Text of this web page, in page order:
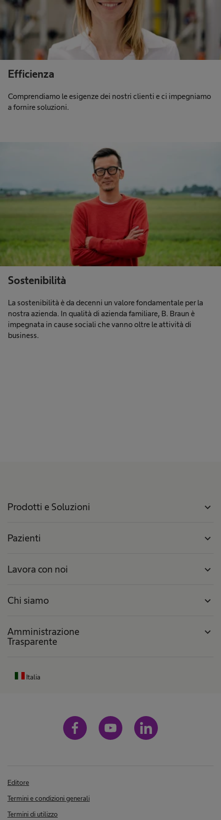
Efficienza
Comprendiamo le esigenze dei nostri clienti e ci impegniamo
a fornire soluzioni.
Sostenibilità
La sostenibilità è da decenni un valore fondamentale per la
nostra azienda. In qualità di azienda familiare, B. Braun è
impegnata in cause sociali che vanno oltre le attività di
business.
Prodotti e Soluzioni expand_more
Pazienti expand_more
Lavora con noi expand_more
Chi siamo expand_more
Amministrazione
Trasparente
expand_more
Italia
Editore
Termini e condizioni generali
Termini di utilizzo